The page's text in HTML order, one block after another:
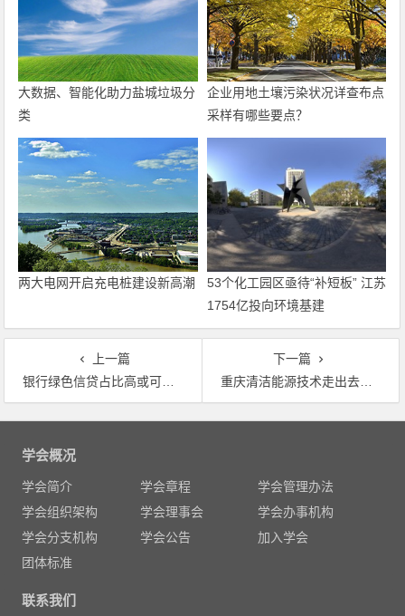
大数据、智能化助力盐城垃圾分
类
企业用地土壤污染状况详查布点
采样有哪些要点？
两大电网开启充电桩建设新高潮
53个化工园区亟待“补短板” 江苏
1754亿投向环境基建
上一篇
银行绿色信贷占比高或可获得相应激励 央行将绿色贷款纳入货币政策操作合格担保品范围
下一篇
重庆清洁能源技术走出去迈出实质性步伐
文
学会概况
学会简介 学会章程
学会管理办法
学会组织架构
学会理事会
学会办事机构
学会分支机构
学会公告
加入学会
团体标准
联系我们